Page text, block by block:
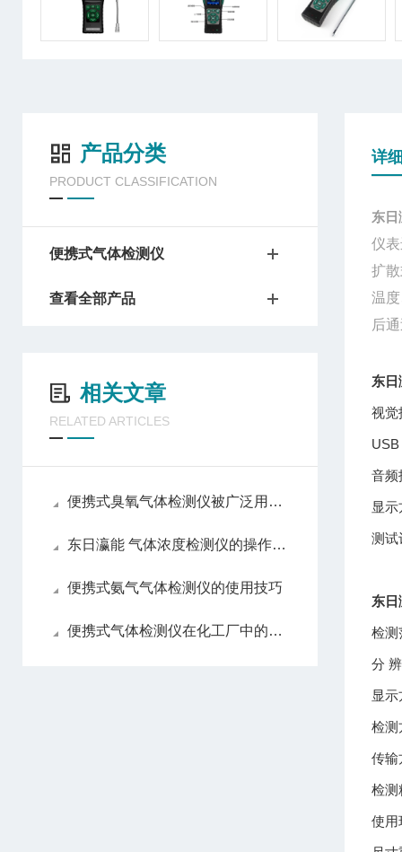
产品分类
PRODUCT CLASSIFICATION
便携式气体检测仪
查看全部产品
相关文章
RELATED ARTICLES
便携式臭氧气体检测仪被广泛用于环境保护等领域
东日瀛能 气体浓度检测仪的操作指南
便携式氨气气体检测仪的使用技巧
便携式气体检测仪在化工厂中的应用丨东日瀛能科技
详
东
仪
扩
温
后
东
视觉
音频
显
测试
东
检测
分
显
检测
传输
检测
使用